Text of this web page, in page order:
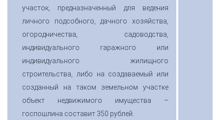
участок, предназначенный для ведения
личного подсобного, дачного хозяйства,
огородничества, садоводства,
индивидуального гаражного или
индивидуального жилищного
строительства, либо на создаваемый или
созданный на таком земельном участке
объект недвижимого имущества –
госпошлина составит 350 рублей.